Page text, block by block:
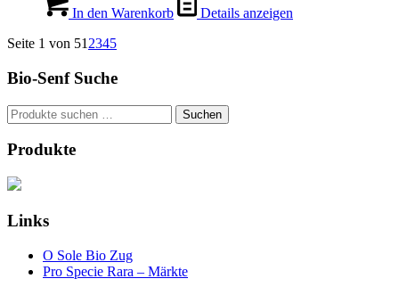
In den Warenkorb
Details anzeigen
Seite 1 von 51 2345
Bio-Senf Suche
Suchen
nach:
Suchen
Produkte
Links
O Sole Bio Zug
Pro Specie Rara – Märkte